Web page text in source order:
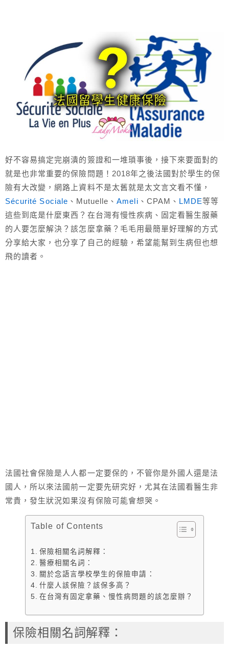
好不容易搞定完崩潰的簽證和一堆瑣事後，接下來要面對的
就是也非常重要的保險問題！2018年之後法國對於學生的保
險有大改變，網路上資料不是太舊就是太文言文看不懂，
Sécurité Sociale 、Mutuelle、Ameli 、CPAM、 LMDE等等
這些到底是什麼東西？在台灣有慢性疾病、固定看醫生服藥
的人要怎麼解決？該怎麼拿藥？毛毛用最簡單好理解的方式
分享給大家，也分享了自己的經驗，希望能幫到生病但也想
飛的讀者。
法國社會保險是人人都一定要保的，不管你是外國人還是法
國人，所以來法國前一定要先研究好，尤其在法國看醫生非
常貴，發生狀況如果沒有保險可能會想哭。
Table of Contents
保險相關名詞解釋：
醫療相關名詞：
關於念語言學校學生的保險申請：
什麼人該保險？該保多高？
在台灣有固定拿藥、慢性病問題的該怎麼辦？
保險相關名詞解釋：